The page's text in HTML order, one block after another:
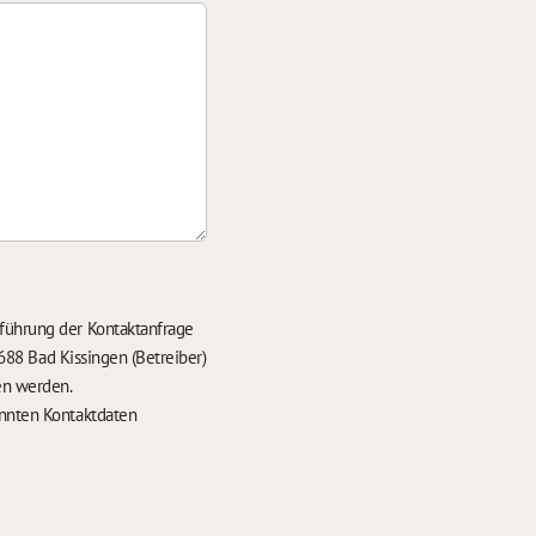
der Kontaktanfrage
Bad Kissingen (Betreiber)
werden.
Kontaktdaten